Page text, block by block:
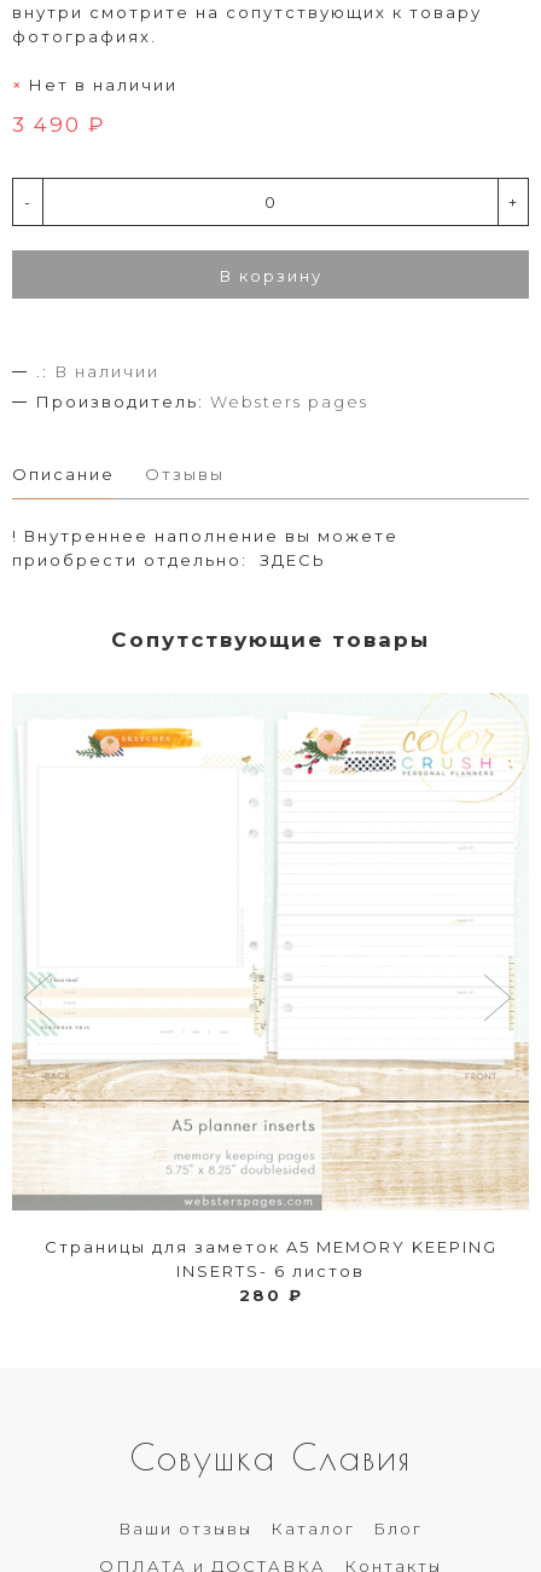
внутри смотрите на сопутствующих к товару
фотографиях.
Нет в наличии
3 490 ₽
- +
В корзину
.:
В наличии
Производитель: Websters pages
Описание Отзывы
! Внутреннее наполнение вы можете
приобрести отдельно: ЗДЕСЬ
Сопутствующие товары
Страницы для заметок A5 MEMORY KEEPING
INSERTS- 6 листов
280 ₽
Совушка Славия
Ваши отзывы Каталог
Блог
ОПЛАТА и ДОСТАВКА
Контакты